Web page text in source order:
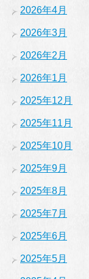
2026年4月
2026年3月
2026年2月
2026年1月
2025年12月
2025年11月
2025年10月
2025年9月
2025年8月
2025年7月
2025年6月
2025年5月